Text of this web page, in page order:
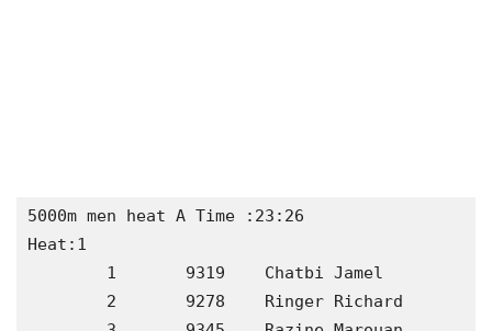
5000m men heat A Time :23:26
Heat:1